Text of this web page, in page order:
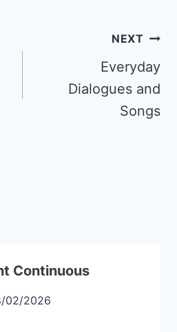
NEXT
Everyday
Dialogues and
Songs
Continuous
02/2026